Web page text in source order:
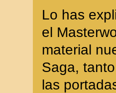
Lo has
el
material
Saga,
las